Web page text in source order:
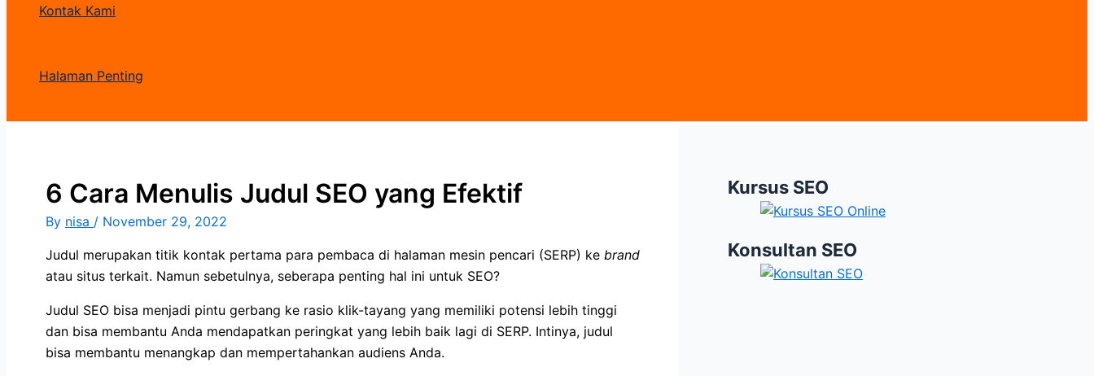
Kontak Kami
Halaman Penting
6 Cara Menulis Judul SEO yang Efektif
By nisa / November 29, 2022
Judul merupakan titik kontak pertama para pembaca di halaman mesin pencari (SERP) ke brand
atau situs terkait. Namun sebetulnya, seberapa penting hal ini untuk SEO?
Judul SEO bisa menjadi pintu gerbang ke rasio klik-tayang yang memiliki potensi lebih tinggi
dan bisa membantu Anda mendapatkan peringkat yang lebih baik lagi di SERP. Intinya, judul
bisa membantu menangkap dan mempertahankan audiens Anda.
Kursus SEO
Konsultan SEO